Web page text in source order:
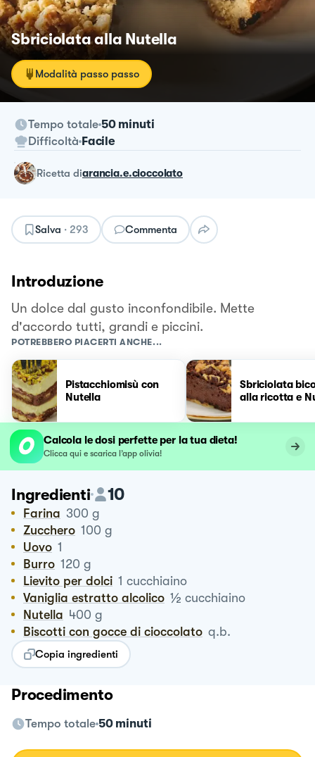
Sbriciolata alla Nutella
Modalità passo passo
Tempo totale 50 minuti
Difficoltà Facile
ricetta diarancia.e.cioccolato
Salva · 293 Commenta
Introduzione
Un dolce dal gusto inconfondibile. Mette
d'accordo tutti, grandi e piccini.
POTREBBERO PIACERTI ANCHE...
Pistacchiomisù con
Nutella
Sbriciolata
alla ricotta e
Calcola le dosi perfette per la tua dieta!
Clicca qui e scarica l’app olivia!
Ingredienti 10
Farina 300 g
Zucchero 100 g
Uovo 1
Burro 120 g
Lievito per dolci 1 cucchiaino
Vaniglia estratto alcolico ½ cucchiaino
Nutella 400 g
Biscotti con gocce di cioccolato q.b.
Copia ingredienti
Procedimento
Tempo totale 50 minuti